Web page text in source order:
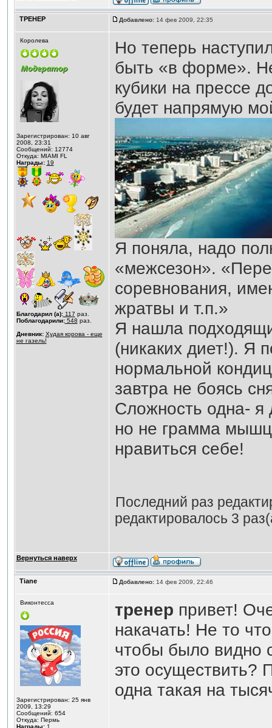
ТРЕНЕР Добавлено:14 фев 2009, 22:35
Королева
Зарегистрирован: 10 авг
2008, 23:31
Сообщений: 12774
Откуда: MIAMI FL
Награды: 19
Благодарил (а):117 раз.
Поблагодарили:548 раз.
Дневник: Худая корова - еще
не газель!
Но теперь
быть «в форме».
кубики на прессе
будет напрямую
Я поняла, надо
«межсезон».
соревнования,
жратвы и т.п.»
Я нашла
(никаких диет!). Я
нормальной
завтра не боясь
Сложность одна-
но не грамма
нравиться себе!
Последний раз
редактировалось 3
Вернуться наверх
Tiane Добавлено:14 фев 2009, 22:46
Виконтесса
Зарегистрирован: 25 янв
2009, 13:29
Сообщений: 654
Откуда: Пермь
Награды: 1
тренер привет!
накачать! Не то
чтобы было видно
это осуществить?
одна такая на